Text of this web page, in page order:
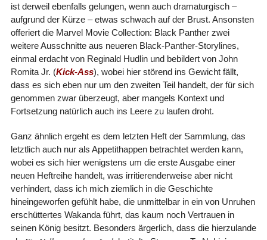
ist derweil ebenfalls gelungen, wenn auch dramaturgisch –
aufgrund der Kürze – etwas schwach auf der Brust. Ansonsten
offeriert die Marvel Movie Collection: Black Pantherzwei
weitere Ausschnitte aus neueren Black-Panther-Storylines,
einmal erdacht von Reginald Hudlin und bebildert von John
Romita Jr. (Kick-Ass), wobei hier störend ins Gewicht fällt,
dass es sich eben nur um den zweiten Teil handelt, der für sich
genommen zwar überzeugt, aber mangels Kontext und
Fortsetzung natürlich auch ins Leere zu laufen droht.
Ganz ähnlich ergeht es dem letzten Heft der Sammlung, das
letztlich auch nur als Appetithappen betrachtet werden kann,
wobei es sich hier wenigstens um die erste Ausgabe einer
neuen Heftreihe handelt, was irritierenderweise aber nicht
verhindert, dass ich mich ziemlich in die Geschichte
hineingeworfen gefühlt habe, die unmittelbar in ein von Unruhen
erschüttertes Wakanda führt, das kaum noch Vertrauen in
seinen König besitzt. Besonders ärgerlich, dass die hierzulande